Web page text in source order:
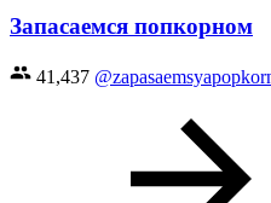
Запасаемся попкорном
41,437